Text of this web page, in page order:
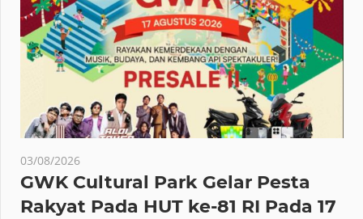
03/08/2026
GWK Cultural Park Gelar Pesta
Rakyat Pada HUT ke-81 RI Pada 17